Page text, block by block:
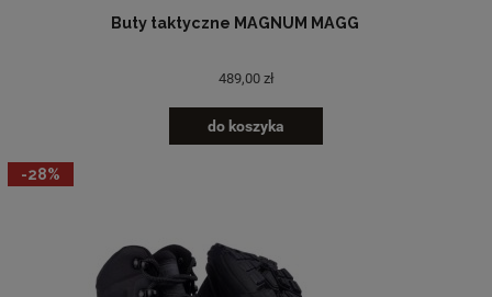
Buty taktyczne MAGNUM MAGG
489,00 zł
do koszyka
-28%